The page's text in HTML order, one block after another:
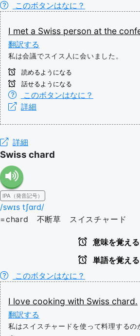
このボタンはなに？
I met a Swiss person at the
翻訳する
私は会議でスイス人に会いました。
読めるようになる
話せるようになる
このボタンはなに？
詳細
詳細
Swiss chard
IPA（発音記号）
/swɪs tʃɑrd/
=chard 不断草 スイスチャード
意味を覚える
単語を覚える
このボタンはなに？
I love cooking with Swiss chard.
翻訳する
私はスイスチャードを使って料理するの